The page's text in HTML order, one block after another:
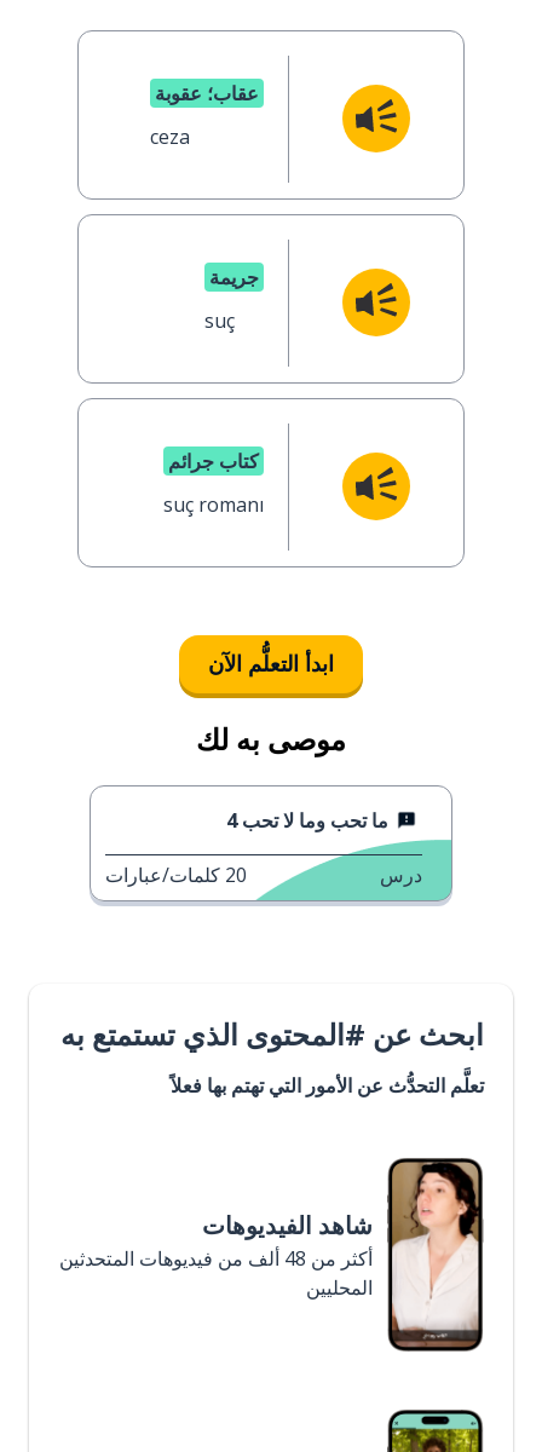
عقاب؛ عقوبة
ceza
جريمة
suç
كتاب جرائم
suç romanı
ابدأ التعلُّم الآن
موصى به لك
ما تحب وما لا تحب 4
درس 20 كلمات/عبارات
ابحث عن #المحتوى الذي تستمتع به
تعلَّم التحدُّث عن الأمور التي تهتم بها فعلاً
شاهد الفيديوهات
أكثر من 48 ألف من فيديوهات المتحدثين
المحليين